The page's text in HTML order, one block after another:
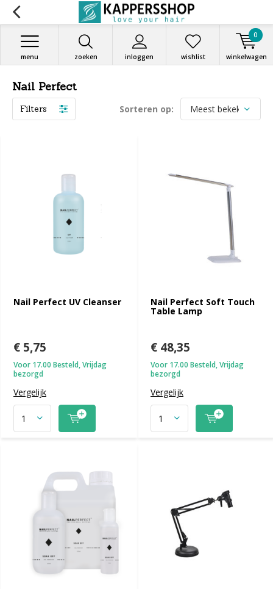
zoeken inloggen
menu wishlist winkelwagen
0
Nail Perfect
Filters Sorteren op:
Nail Perfect UV Cleanser
€ 5,75
Voor 17.00 Besteld, Vrijdag
bezorgd
Vergelijk
Nail Perfect Soft Touch
Table Lamp
€ 48,35
Voor 17.00 Besteld, Vrijdag
bezorgd
Vergelijk